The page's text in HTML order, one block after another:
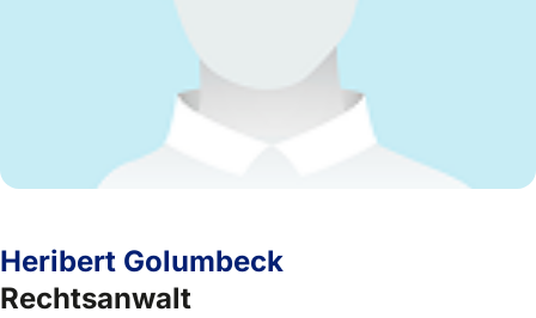
Heribert Golumbeck
Rechtsanwalt